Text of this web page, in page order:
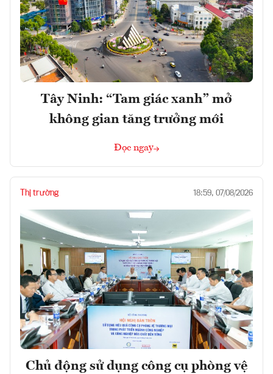
Tây Ninh: “Tam giác xanh” mở
không gian tăng trưởng mới
Đọc ngay
Thị trường 18:59, 07/08/2026
Chủ động sử dụng công cụ phòng vệ